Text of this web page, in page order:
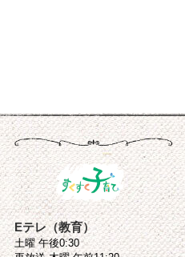
Eテレ（教育）
土曜 午後0:30